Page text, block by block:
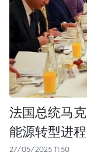
法国总统马
能源转型进程
27/05/2025 11:50